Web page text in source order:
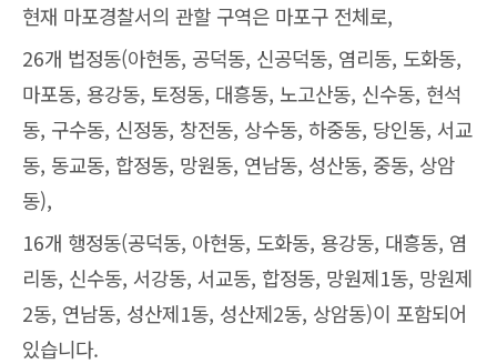
현재 마포경찰서의 관할 구역은 마포구 전체로,
26개 법정동(아현동, 공덕동, 신공덕동, 염리동, 도화동,
마포동, 용강동, 토정동, 대흥동, 노고산동, 신수동, 현석
동, 구수동, 신정동, 창전동, 상수동, 하중동, 당인동, 서교
동, 동교동, 합정동, 망원동, 연남동, 성산동, 중동, 상암
동),
16개 행정동(공덕동, 아현동, 도화동, 용강동, 대흥동, 염
리동, 신수동, 서강동, 서교동, 합정동, 망원제1동, 망원제
2동, 연남동, 성산제1동, 성산제2동, 상암동)이 포함되어
있습니다.